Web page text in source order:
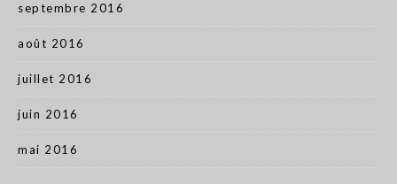
septembre 2016
août 2016
juillet 2016
juin 2016
mai 2016